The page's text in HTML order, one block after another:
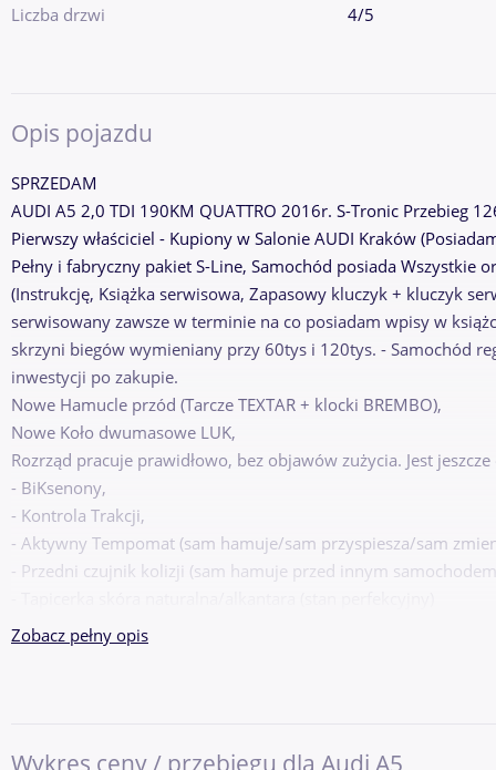
Liczba drzwi
4/5
Opis pojazdu
SPRZEDAM
AUDI A5 2,0 TDI 190KM QUATTRO 2016r. S-Tronic Przebieg
Pierwszy właściciel - Kupiony w Salonie AUDI Kraków
Pełny i fabryczny pakiet S-Line, Samochód posiada Wszystkie
(Instrukcję, Książka serwisowa, Zapasowy kluczyk + kluczyk
serwisowany zawsze w terminie na co posiadam wpisy w
skrzyni biegów wymieniany przy 60tys i 120tys. - Samochód
inwestycji po zakupie.
Nowe Hamucle przód (Tarcze TEXTAR + klocki BREMBO),
Nowe Koło dwumasowe LUK,
Rozrząd pracuje prawidłowo, bez objawów zużycia. Jest
- BiKsenony,
- Kontrola Trakcji,
- Aktywny Tempomat (sam hamuje/sam przyspiesza/sam
- Przedni czujnik kolizji (sam hamuje przed innym
- Klimatronic 2 strefowy,
- Czujniki parkowania (przód/tył),
Zobacz pełny opis
Wykres ceny / przebiegu dla Audi A5